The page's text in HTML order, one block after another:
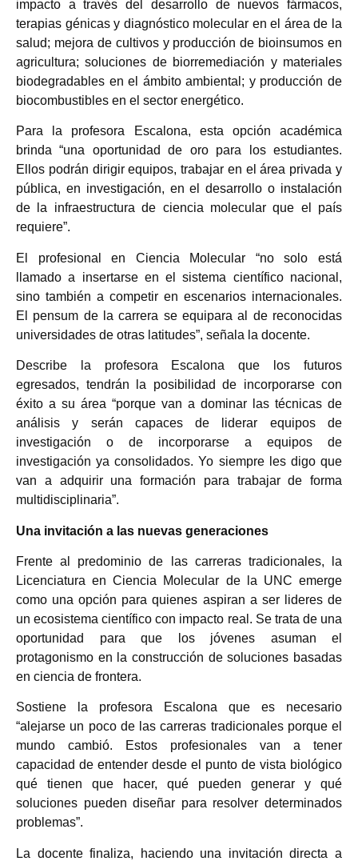
impacto a través del desarrollo de nuevos fármacos,
terapias génicas y diagnóstico molecular en el área de la
salud; mejora de cultivos y producción de bioinsumos en
agricultura; soluciones de biorremediación y materiales
biodegradables en el ámbito ambiental; y producción de
biocombustibles en el sector energético.
Para la profesora Escalona, esta opción académica
brinda “una oportunidad de oro para los estudiantes.
Ellos podrán dirigir equipos, trabajar en el área privada y
pública, en investigación, en el desarrollo o instalación
de la infraestructura de ciencia molecular que el país
requiere”.
El profesional en Ciencia Molecular “no solo está
llamado a insertarse en el sistema científico nacional,
sino también a competir en escenarios internacionales.
El pensum de la carrera se equipara al de reconocidas
universidades de otras latitudes”, señala la docente.
Describe la profesora Escalona que los futuros
egresados, tendrán la posibilidad de incorporarse con
éxito a su área “porque van a dominar las técnicas de
análisis y serán capaces de liderar equipos de
investigación o de incorporarse a equipos de
investigación ya consolidados. Yo siempre les digo que
van a adquirir una formación para trabajar de forma
multidisciplinaria”.
Una invitación a las nuevas generaciones
Frente al predominio de las carreras tradicionales, la
Licenciatura en Ciencia Molecular de la UNC emerge
como una opción para quienes aspiran a ser lideres de
un ecosistema científico con impacto real. Se trata de una
oportunidad para que los jóvenes asuman el
protagonismo en la construcción de soluciones basadas
en ciencia de frontera.
Sostiene la profesora Escalona que es necesario
“alejarse un poco de las carreras tradicionales porque el
mundo cambió. Estos profesionales van a tener
capacidad de entender desde el punto de vista biológico
qué tienen que hacer, qué pueden generar y qué
soluciones pueden diseñar para resolver determinados
problemas”.
La docente finaliza, haciendo una invitación directa a